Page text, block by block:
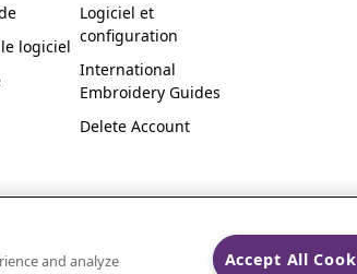
logiciel
Logiciel et
configuration
International
Embroidery Guides
Delete Account
and analyze
Accept All